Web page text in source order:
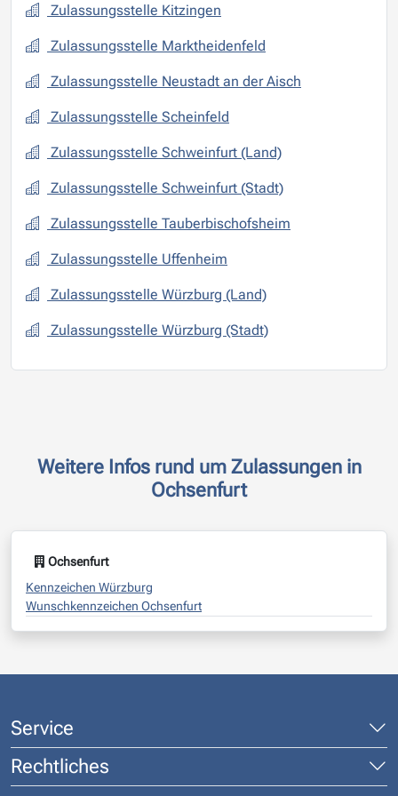
Zulassungsstelle Kitzingen
Zulassungsstelle Marktheidenfeld
Zulassungsstelle Neustadt an der Aisch
Zulassungsstelle Scheinfeld
Zulassungsstelle Schweinfurt (Land)
Zulassungsstelle Schweinfurt (Stadt)
Zulassungsstelle Tauberbischofsheim
Zulassungsstelle Uffenheim
Zulassungsstelle Würzburg (Land)
Zulassungsstelle Würzburg (Stadt)
Weitere Infos rund um Zulassungen in
Ochsenfurt
Ochsenfurt
Kennzeichen Würzburg
Wunschkennzeichen Ochsenfurt
Service
Rechtliches